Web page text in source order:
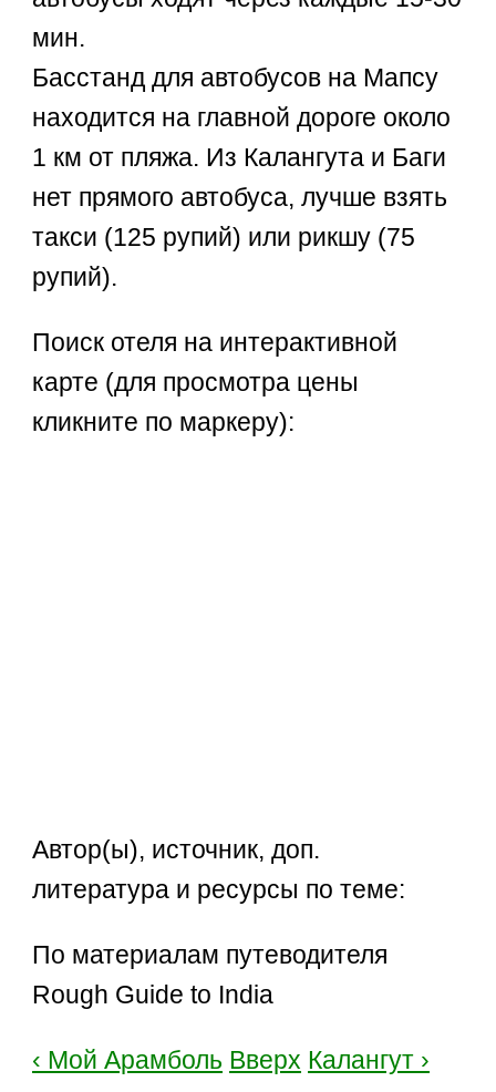
мин.
Басстанд для автобусов на Мапсу
находится на главной дороге около
1 км от пляжа. Из Калангута и Баги
нет прямого автобуса, лучше взять
такси (125 рупий) или рикшу (75
рупий).
Поиск отеля на интерактивной
карте (для просмотра цены
кликните по маркеру):
Автор(ы), источник, доп.
литература и ресурсы по теме:
По материалам путеводителя
Rough Guide to India
‹ Мой Арамболь Вверх Калангут ›